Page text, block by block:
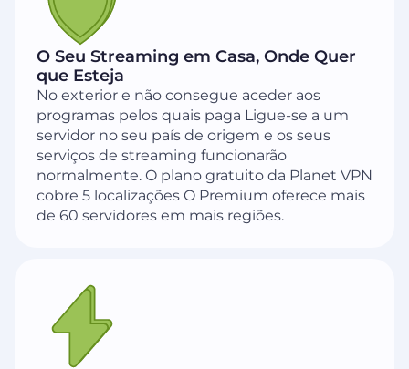
O Seu Streaming em Casa, Onde Quer
que Esteja
No exterior e não consegue aceder aos
programas pelos quais paga Ligue-se a um
servidor no seu país de origem e os seus
serviços de streaming funcionarão
normalmente. O plano gratuito da Planet VPN
cobre 5 localizações O Premium oferece mais
de 60 servidores em mais regiões.